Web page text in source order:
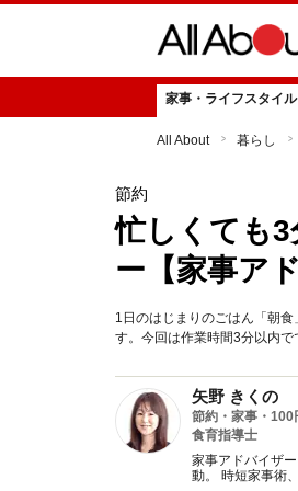
家事・ライフスタイル
All About 暮らし
節約
忙しくても
ー【家事ア
1日のはじまりのごはん「朝
す。今回は作業時間3分以内で
矢野 きくの
節約・家事・100
食育指導士
家事アドバイザ
動。 時短家事術